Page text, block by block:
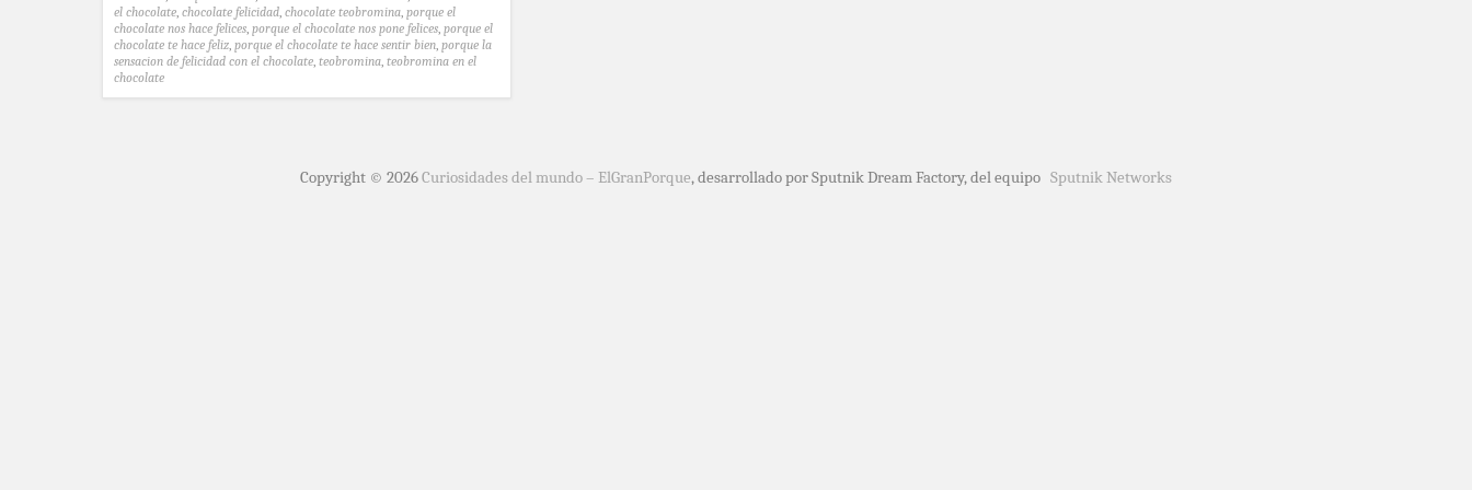
el chocolate, chocolate felicidad, chocolate teobromina, porque el
chocolate nos hace felices, porque el chocolate nos pone felices, porque el
chocolate te hace feliz, porque el chocolate te hace sentir bien, porque la
sensacion de felicidad con el chocolate, teobromina, teobromina en el
chocolate
Copyright © 2026Curiosidades del mundo – ElGranPorque, desarrollado por Sputnik Dream Factory, del equipo Sputnik Networks